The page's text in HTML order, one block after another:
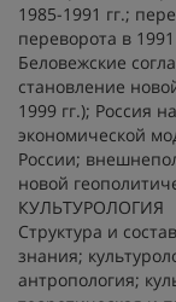
1985-1991 гг.;
переворота в
Беловежские
становление
1999 гг.); Россия
экономической
России;
новой
КУЛЬТУРОЛОГИЯ
Структура и
знания;
антропология;